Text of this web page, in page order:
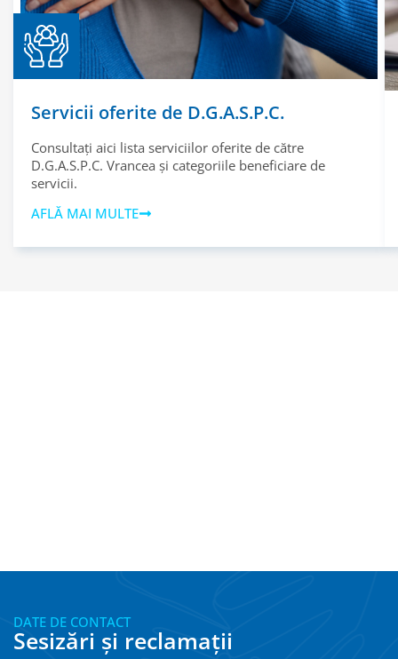
Servicii oferite de D.G.A.S.P.C.
Consultați aici lista serviciilor oferite de către
D.G.A.S.P.C. Vrancea și categoriile beneficiare de
servicii.
AFLĂ MAI MULTE
DATE DE CONTACT
Sesizări și reclamații